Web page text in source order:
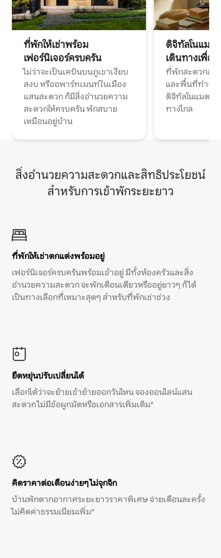
ที่พักให้เช่าพร้อม
เฟอร์นิเจอร์ครบครัน
ไม่ว่าจะเป็นเคบินบนภูเขาเงียบ
สงบ หรืออพาร์ทเมนท์ในเมือง
แสนสะดวก ก็มีสิ่งอำนวยความ
สะดวกให้ครบครัน พักสบาย
เหมือนอยู่บ้าน
ดิจิทัลโนแมด
เดินทางเพื่อ
ที่พักสะดวกสบ
และพื้นที่ทำงา
ดิจิทัลโนแมดแ
ทางไกล
สิ่งอำนวยความสะดวกและสิทธิประโยชน์
สำหรับการเข้าพักระยะยาว
ที่พักให้เช่าตกแต่งพร้อมอยู่
เฟอร์นิเจอร์ครบครันพร้อมเข้าอยู่ มีทั้งห้องครัวและสิ่ง
อำนวยความสะดวก จะพักเดือนเดียวหรืออยู่ยาวๆ ก็ได้
เป็นทางเลือกที่เหมาะสุดๆ สำหรับที่พักเช่าช่วง
ยืดหยุ่นปรับเปลี่ยนได้
เลือกได้ว่าจะย้ายเข้าย้ายออกวันไหน จองออนไลน์แสน
สะดวก ไม่มีข้อผูกมัดหรือเอกสารเพิ่มเติม*
คิดราคาต่อเดือนง่ายๆ ไม่จุกจิก
บ้านพักตากอากาศระยะยาวราคาพิเศษ จ่ายเดือนละครั้ง
ไม่คิดค่าธรรมเนียมเพิ่ม*